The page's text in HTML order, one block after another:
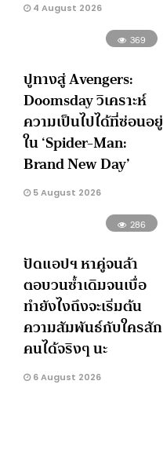
4 August 2026
369
ปูทางสู่ Avengers:
Doomsday วิเคราะห์
ความเป็นไปได้ที่ซ่อนอยู่
ใน ‘Spider-Man:
Brand New Day’
5 August 2026
286
ปัดแอปฯ หาคู่จนล้า
ตอบวนซ้ำเดิมจนเบื่อ
ทำยังไงถึงจะเริ่มต้น
ความสัมพันธ์กับใครสัก
คนได้จริงๆ นะ
6 August 2026